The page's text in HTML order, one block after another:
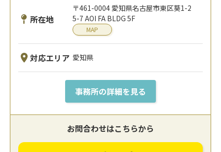
所在地
〒461-0004 愛知県名古屋市東区葵1-2
5-7 AOI FA BLDG 5F
MAP
対応エリア 愛知県
事務所の詳細を見る
お問合わせはこちらから